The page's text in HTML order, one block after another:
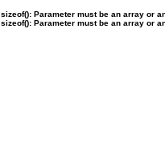
sizeof(): Parameter must be an array or
sizeof(): Parameter must be an array or